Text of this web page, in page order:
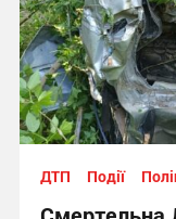
ДТП Події